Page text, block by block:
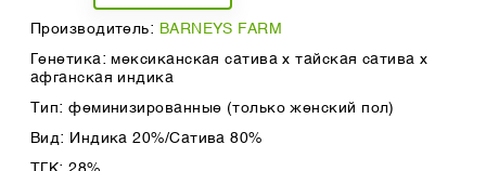
Производитель: BARNEYS FARM
Генетика: мексиканская сатива x тайская сатива x
афганская индика
Тип: феминизированные (только женский пол)
Вид: Индика 20%/Сатива 80%